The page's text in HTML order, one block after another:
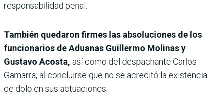
responsabilidad penal.
También quedaron firmes las absoluciones de los
funcionarios de Aduanas Guillermo Molinas y
Gustavo Acosta, así como del despachante Carlos
Gamarra, al concluirse que no se acreditó la existencia
de dolo en sus actuaciones.